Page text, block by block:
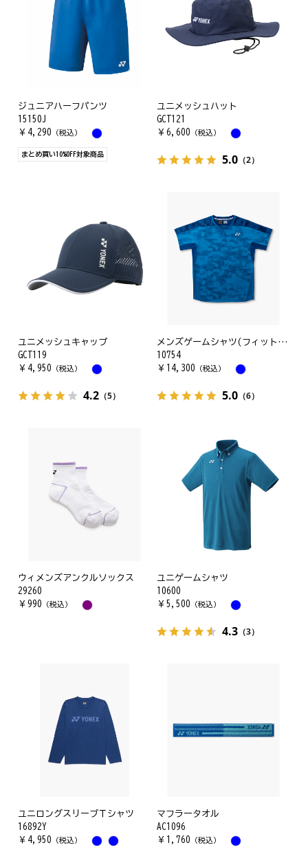
ジュニアハーフパンツ
15150J
￥ 4,290 （税込）
まとめ買い10%OFF対象商品
ユニメッシュハット
GCT121
￥ 6,600 （税込）
5.0（2）
ユニメッシュキャップ
GCT119
￥ 4,950 （税込）
4.2 （5）
メンズゲームシャツ(フィットスタイル)
10754
￥ 14,300 （税込）
5.0（6）
ウィメンズアンクルソックス
29260
￥ 990 （税込）
ユニゲームシャツ
10600
￥ 5,500 （税込）
4.3（3）
ユニロングスリーブＴシャツ
16892Y
￥ 4,950 （税込）
マフラータオル
AC1096
￥ 1,760 （税込）